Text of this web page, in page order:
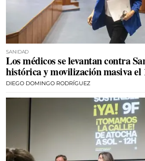
SANIDAD
Los médicos se levantan contra
histórica y movilización masiva el
DIEGO DOMINGO RODRÍGUEZ